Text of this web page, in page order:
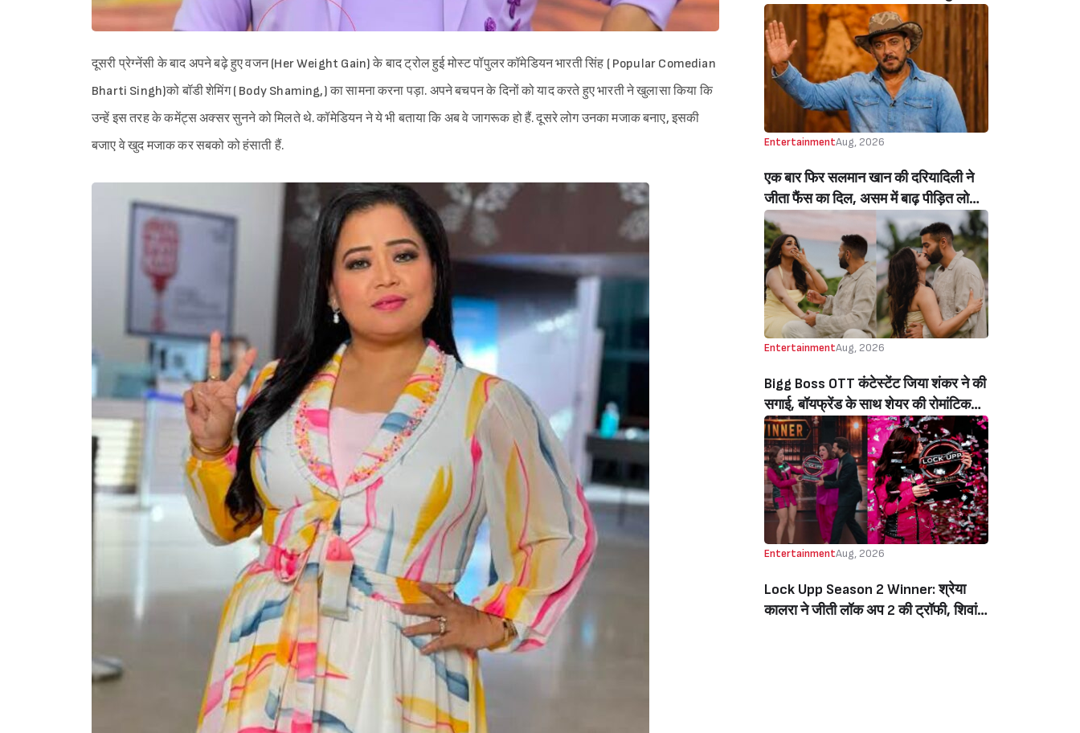
दूसरी प्रेग्नेंसी के बाद अपने बढ़े हुए वजन (Her Weight Gain) के बाद ट्रोल हुई मोस्ट पॉपुलर कॉमेडियन भारती सिंह ( Popular Comedian
Bharti Singh)को बॉडी शेमिंग ( Body Shaming,) का सामना करना पड़ा. अपने बचपन के दिनों को याद करते हुए भारती ने खुलासा किया कि
उन्हें इस तरह के कमेंट्स अक्सर सुनने को मिलते थे. कॉमेडियन ने ये भी बताया कि अब वे जागरूक हो हैं. दूसरे लोग उनका मजाक बनाए, इसकी
बजाए वे खुद मजाक कर सबको को हंसाती हैं.
इनाम में मिले 50 लाख रुपये और चमचमाती ही
ट्रॉफी (Mini Mathur Lifts Trophy
Beats Aly Goni And Ruhee Dosani)
EntertainmentAug, 2026
एक बार फिर सलमान खान की दरियादिली ने
जीता फैंस का दिल, असम में बाढ़ पीड़ित लोगों
की मदद के लिए सलमान ने मिलाया NGO से
हाथ, बेघर लोगों के लिए बनवाएंगे 500 घर
(Salman Khan In Collaboration With
An NGO Will Builds Homes For 500
Flood Affected People In Assam)
EntertainmentAug, 2026
Bigg Boss OTT कंटेस्टेंट जिया शंकर ने की
सगाई, बॉयफ्रेंड के साथ शेयर की रोमांटिक
तस्वीरें, लिखा इमोशनल नोट (Jiya Shankar
Gets Engaged To Boyfriend Kaaran
Dhanak, Shares Dreamy Photos
From The Proposal, Writes
Emotional Note)
EntertainmentAug, 2026
Lock Upp Season 2 Winner: श्रेया
कालरा ने जीती लॉक अप 2 की ट्रॉफी, शिवांगी